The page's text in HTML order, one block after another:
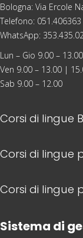
Bologna: Via Ercole
Telefono: 051.406363
WhatsApp:
Lun – Gio 9.00 –
Ven 9.00 – 13.00 |
Sab 9.00 – 12.00
Corsi di lingue
Corsi di lingue
Corsi di lingue
Sistema di